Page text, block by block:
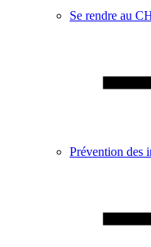
Se rendre au
Prévention des